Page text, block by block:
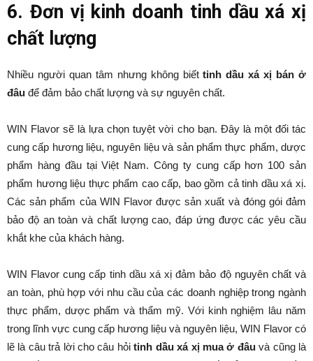
6. Đơn vị kinh doanh tinh dầu xá xị
chất lượng
Nhiều người quan tâm nhưng không biếttinh dầu xá xị bán ở
đâu để đảm bảo chất lượng và sự nguyên chất.
WIN Flavor sẽ là lựa chọn tuyệt vời cho bạn. Đây là một đối tác
cung cấp hương liệu, nguyên liệu và sản phẩm thực phẩm, dược
phẩm hàng đầu tại Việt Nam. Công ty cung cấp hơn 100 sản
phẩm hương liệu thực phẩm cao cấp, bao gồm cả tinh dầu xá xị.
Các sản phẩm của WIN Flavor được sản xuất và đóng gói đảm
bảo độ an toàn và chất lượng cao, đáp ứng được các yêu cầu
khắt khe của khách hàng.
WIN Flavor cung cấp tinh dầu xá xị đảm bảo độ nguyên chất và
an toàn, phù hợp với nhu cầu của các doanh nghiệp trong ngành
thực phẩm, dược phẩm và thẩm mỹ. Với kinh nghiệm lâu năm
trong lĩnh vực cung cấp hương liệu và nguyên liệu, WIN Flavor có
lẽ là câu trả lời cho câu hỏitinh dầu xá xị mua ở đâuvà cũng là